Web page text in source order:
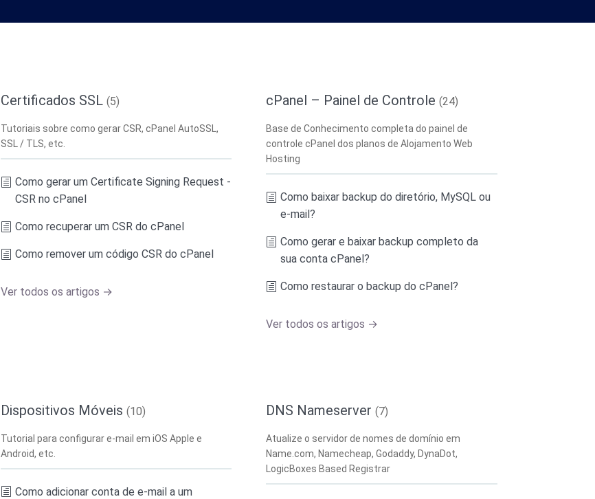
Certificados SSL (5)
Tutoriais sobre como gerar CSR, cPanel AutoSSL,
SSL / TLS, etc.
Como gerar um Certificate Signing Request -
CSR no cPanel
Como recuperar um CSR do cPanel
Como remover um código CSR do cPanel
Ver todos os artigos →
cPanel – Painel de Controle(24)
Base de Conhecimento completa do painel de
controle cPanel dos planos de Alojamento Web
Hosting
Como baixar backup do diretório, MySQL ou
e-mail?
Como gerar e baixar backup completo da
sua conta cPanel?
Como restaurar o backup do cPanel?
Ver todos os artigos →
Dispositivos Móveis (10)
Tutorial para configurar e-mail em iOS Apple e
Android, etc.
Como adicionar conta de e-mail a um
DNS Nameserver(7)
Atualize o servidor de nomes de domínio em
Name.com, Namecheap, Godaddy, DynaDot,
LogicBoxes Based Registrar